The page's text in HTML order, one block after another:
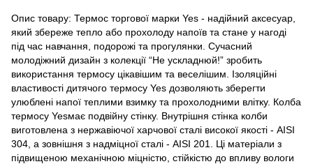
Опис товару: Термос торгової марки Yes - надійний аксесуар,
який збереже тепло або прохолоду напоїв та стане у нагоді
під час навчання, подорожі та прогулянки. Сучасний
молодіжний дизайн з колекції “Не ускладнюй!” зробить
використання термосу цікавішим та веселішим. Ізоляційні
властивості дитячого термосу Yes дозволяють зберегти
улюблені напої теплими взимку та прохолодними влітку. Колба
термосу Yesмає подвійну стінку. Внутрішня стінка колби
виготовлена з нержавіючої харчової сталі високої якості - AISI
304, а зовнішня з надміцної сталі - AISI 201. Ці матеріали з
підвищеною механічною міцністю, стійкістю до впливу вологи